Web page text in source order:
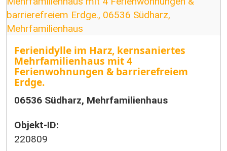
Ferienidylle im Harz, kernsaniertes
Mehrfamilienhaus mit 4
Ferienwohnungen & barrierefreiem
Erdge.
06536 Südharz, Mehrfamilienhaus
Objekt-ID:
220809